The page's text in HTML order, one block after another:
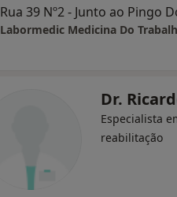
Labormedic Medicina Do
Dr.
Especialista
reabilitação